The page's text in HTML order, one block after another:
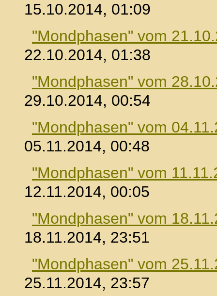
15.10.2014, 01:09
"Mondphasen" vom
22.10.2014, 01:38
"Mondphasen" vom
29.10.2014, 00:54
"Mondphasen" vom
05.11.2014, 00:48
"Mondphasen" vom
12.11.2014, 00:05
"Mondphasen" vom
18.11.2014, 23:51
"Mondphasen" vom
25.11.2014, 23:57